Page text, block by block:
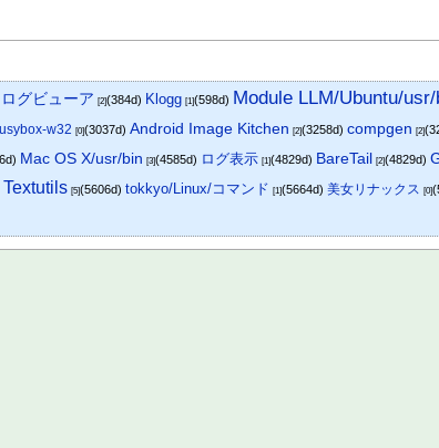
ログビューア [2](384d) Klogg [1](598d) Module LLM/Ubuntu/
w32 [0](3037d)Android Image Kitchen [2](3258d)compgen [2]
Mac OS X/usr/bin [3](4585d) ログ表示 [1](4829d) BareTail [2](4829d)
Textutils [5](5606d)tokkyo/Linux/コマンド [1](5664d)美女リナックス [0]